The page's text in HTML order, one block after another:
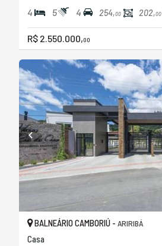
4 5 4 254,00 202,00
R$ 2.550.000,00
BALNEÁRIO CAMBORIÚ - ARIRIBÁ
Casa